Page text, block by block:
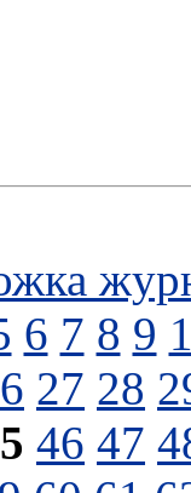
6 7 8 9
27 28
46 47